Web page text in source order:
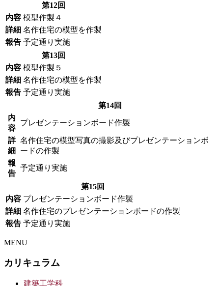
第12回
内容 模型作製４
詳細 名作住宅の模型を作製
報告 予定通り実施
第13回
内容 模型作製５
詳細 名作住宅の模型を作製
報告 予定通り実施
第14回
内
容
プレゼンテーションボード作製
詳
細
名作住宅の模型写真の撮影及びプレゼンテーションボ
ードの作製
報
告
予定通り実施
第15回
内容 プレゼンテーションボード作製
詳細 名作住宅のプレゼンテーションボードの作製
報告 予定通り実施
MENU
カリキュラム
建築工学科